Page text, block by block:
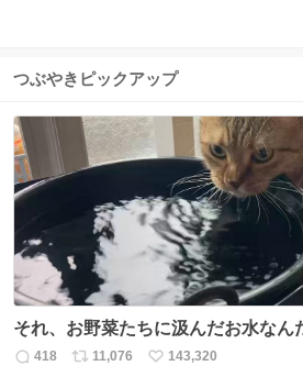
つぶやきピックアップ
それ、お野菜たちに汲んだお水なん
返
418
リ
11,076
い
143,320